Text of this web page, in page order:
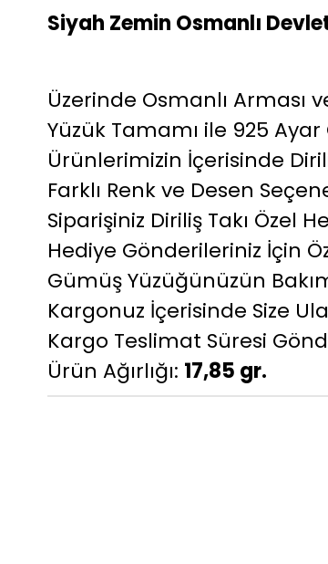
Siyah Zemin Osmanlı
Üzerinde Osmanlı Arması
Yüzük Tamamı ile 925
Ürünlerimizin İçerisinde
Farklı Renk ve Desen
Siparişiniz Diriliş Takı Özel
Hediye Gönderileriniz İçin
Gümüş Yüzüğünüzün
Kargonuz İçerisinde Size
Kargo Teslimat Süresi
Ürün Ağırlığı: 17,85 gr.